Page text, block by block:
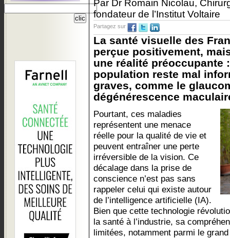
Par Dr Romain Nicolau,
fondateur de l’Institut Voltaire
Partagez sur
La santé visuelle des
perçue positivement,
une réalité préoccupante
population reste mal
graves, comme le
dégénérescence
Pourtant, ces maladies
représentent une menace
réelle pour la qualité de vie et
peuvent entraîner une perte
irréversible de la vision. Ce
décalage dans la prise de
conscience n’est pas sans
rappeler celui qui existe autour
de l’intelligence artificielle (IA).
Bien que cette technologie
la santé à l’industrie, sa
limitées, notamment parmi le